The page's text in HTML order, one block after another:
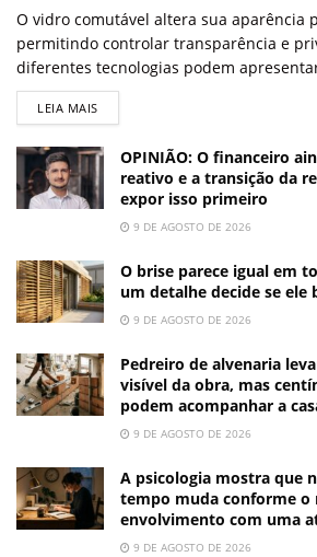
O vidro comutável altera sua aparência
permitindo controlar transparência e
diferentes tecnologias podem
LEIA MAIS
OPINIÃO: O financeiro
reativo e a transição da
expor isso primeiro
9 DE AGOSTO DE 2026
O brise parece igual em
um detalhe decide se ele
9 DE AGOSTO DE 2026
Pedreiro de alvenaria
visível da obra, mas
podem acompanhar a
9 DE AGOSTO DE 2026
A psicologia mostra que
tempo muda conforme o
envolvimento com uma
9 DE AGOSTO DE 2026